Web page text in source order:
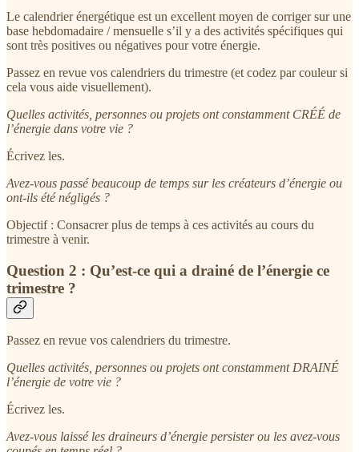
Le calendrier énergétique est un excellent moyen de corriger sur une
base hebdomadaire / mensuelle s’il y a des activités spécifiques qui
sont très positives ou négatives pour votre énergie.
Passez en revue vos calendriers du trimestre (et codez par couleur si
cela vous aide visuellement).
Quelles activités, personnes ou projets ont constamment CRÉÉ de
l’énergie dans votre vie ?
Écrivez les.
Avez-vous passé beaucoup de temps sur les créateurs d’énergie ou
ont-ils été négligés ?
Objectif : Consacrer plus de temps à ces activités au cours du
trimestre à venir.
Question 2 : Qu’est-ce qui a drainé de l’énergie ce
trimestre ?
Passez en revue vos calendriers du trimestre.
Quelles activités, personnes ou projets ont constamment DRAINÉ
l’énergie de votre vie ?
Écrivez les.
Avez-vous laissé les draineurs d’énergie persister ou les avez-vous